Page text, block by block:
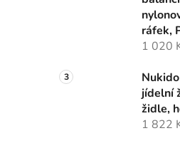
e
ráfek,
1 020
jídelní
židle,
1 822